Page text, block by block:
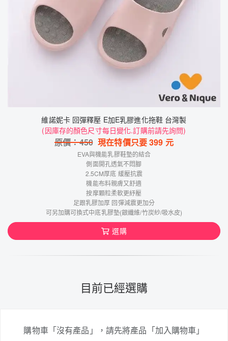
維諾妮卡 回彈釋壓 E加E乳膠進化拖鞋 台灣製
(因庫存的顏色尺寸每日變化.訂購前請先詢問)
原價：450 現在特價只要399 元
EVA與機能乳膠鞋墊的結合
側面開孔透氣不悶腳
2.5CM厚底 緩壓抗震
機能布料親膚又舒適
按摩顆粒柔軟更紓壓
足跟乳膠加厚 回彈減震更加分
可另加購可換式中底乳膠墊(銀纖維/竹炭紗/吸水皮)
選購
目前已經選購
購物車「沒有產品」，請先將產品「加入購物車」